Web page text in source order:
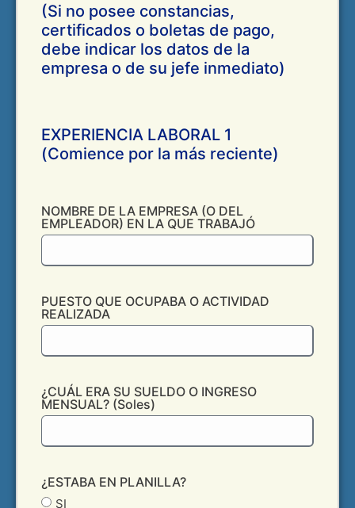
(Si no posee constancias,
certificados o boletas de pago,
debe indicar los datos de la
empresa o de su jefe inmediato)
EXPERIENCIA LABORAL 1
(Comience por la más reciente)
NOMBRE DE LA EMPRESA (O DEL
EMPLEADOR) EN LA QUE TRABAJÓ
PUESTO QUE OCUPABA O ACTIVIDAD
REALIZADA
¿CUÁL ERA SU SUELDO O INGRESO
MENSUAL? (Soles)
¿ESTABA EN PLANILLA?
SI